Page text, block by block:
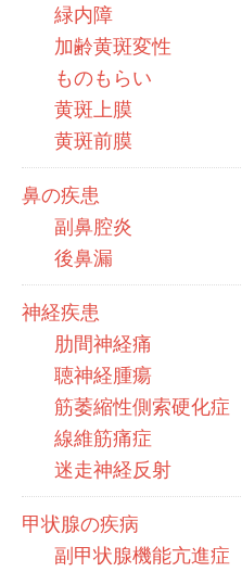
緑内障
加齢黄斑変性
ものもらい
黄斑上膜
黄斑前膜
鼻の疾患
副鼻腔炎
後鼻漏
神経疾患
肋間神経痛
聴神経腫瘍
筋萎縮性側索硬化症
線維筋痛症
迷走神経反射
甲状腺の疾病
副甲状腺機能亢進症